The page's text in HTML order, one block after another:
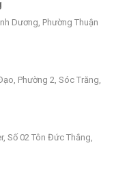
Dương, Phường Thuận
Phường 2, Sóc Trăng,
Số 02 Tôn Đức Thắng,